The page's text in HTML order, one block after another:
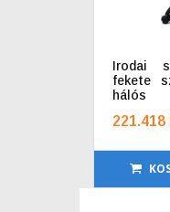
Irodai
fekete
hálós
221.418